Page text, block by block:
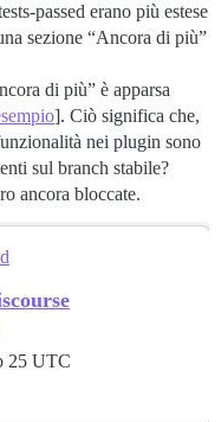
passed erano più estese
sezione “Ancora di più”
di più” è apparsa
]. Ciò significa che,
nei plugin sono
sul branch stabile?
ancora bloccate.
25 UTC